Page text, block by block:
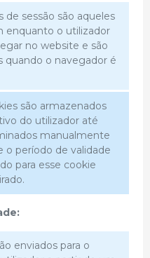
de sessão são aqueles
enquanto o utilizador
no website e são
quando o navegador é
são armazenados
do utilizador até
manualmente
o período de validade
para esse cookie
enviados para o